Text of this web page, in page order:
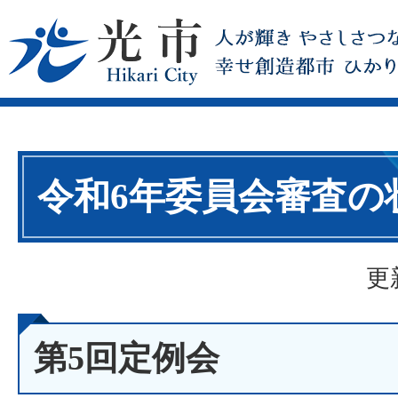
令和6年委員会審査の
更
第5回定例会